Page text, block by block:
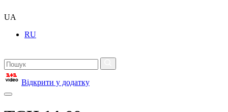
UA
RU
Відкрити у додатку